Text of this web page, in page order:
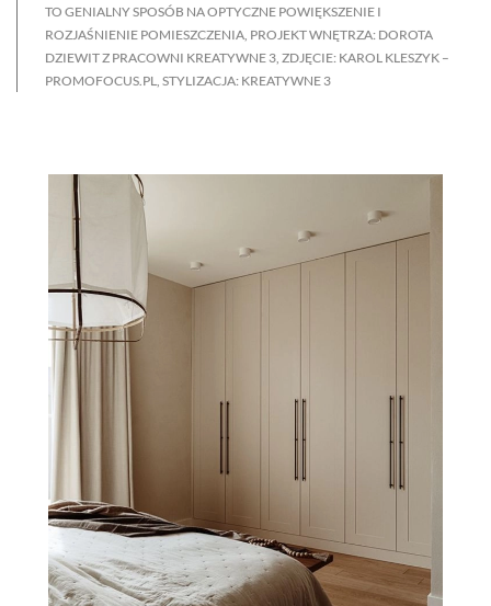
TO GENIALNY SPOSÓB NA OPTYCZNE POWIĘKSZENIE I
ROZJAŚNIENIE POMIESZCZENIA, PROJEKT WNĘTRZA: DOROTA
DZIEWIT Z PRACOWNI KREATYWNE 3, ZDJĘCIE: KAROL KLESZYK –
PROMOFOCUS.PL, STYLIZACJA: KREATYWNE 3